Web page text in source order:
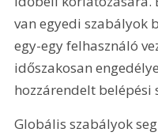
van egyedi szabályok
egy-egy felhasználó
időszakosan
hozzárendelt
Globális szabályok